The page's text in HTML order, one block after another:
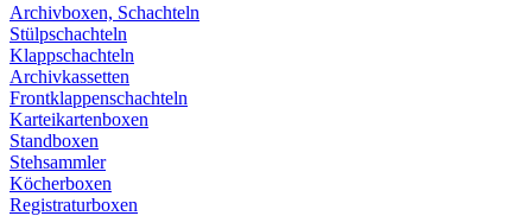
Archivboxen, Schachteln
Stülpschachteln
Klappschachteln
Archivkassetten
Frontklappenschachteln
Karteikartenboxen
Standboxen
Stehsammler
Köcherboxen
Registraturboxen